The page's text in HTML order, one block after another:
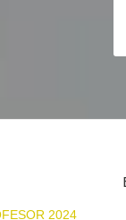
2024